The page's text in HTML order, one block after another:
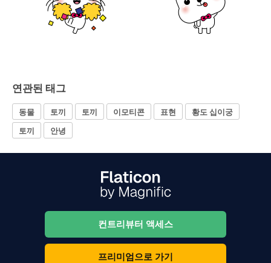
연관된 태그
동물 토끼 토끼 이모티콘 표현
황도 십이궁
토끼
안녕
컨트리뷰터 액세스
프리미엄으로 가기